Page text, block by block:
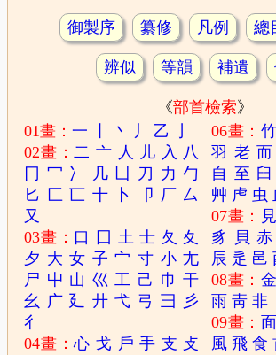
御製序 纂修 凡例 總
辨似 等韻 補遺
《部首檢索》
01畫：一 丶 丿 乙
02畫：二 亠 人 儿 入 八
冂 冖 冫 几 凵 刀 力 勹
匕 匚 匸 十 卜 卩 厂 厶
又
03畫： 口 囗 土 士 夂 夊
夕 大 女 子 宀 寸 小 尢
尸 屮 山 巛 工 己 巾 干
幺 广 廴 廾 弋 弓 彐
彡
彳
04畫：心 戈 戶 手 支 攴
06畫：竹
羽 老 而
自 至 臼
艸 虍 虫
07畫： 見
豸
貝 赤
辰 辵 邑
08畫：金
雨 靑 非
09畫： 面
風 飛 食